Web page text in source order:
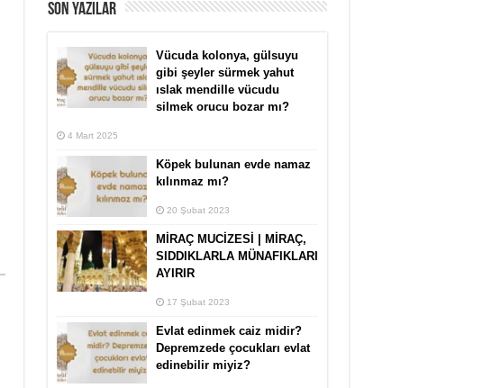
SON YAZILAR
Vücuda kolonya, gülsuyu
gibi şeyler sürmek yahut
ıslak mendille vücudu
silmek orucu bozar mı?
4 Mart 2025
Köpek bulunan evde namaz
kılınmaz mı?
20 Şubat 2023
MİRAÇ MUCİZESİ | MİRAÇ,
SIDDIKLARLA MÜNAFIKLARI
AYIRIR
17 Şubat 2023
Evlat edinmek caiz midir?
Depremzede çocukları evlat
edinebilir miyiz?